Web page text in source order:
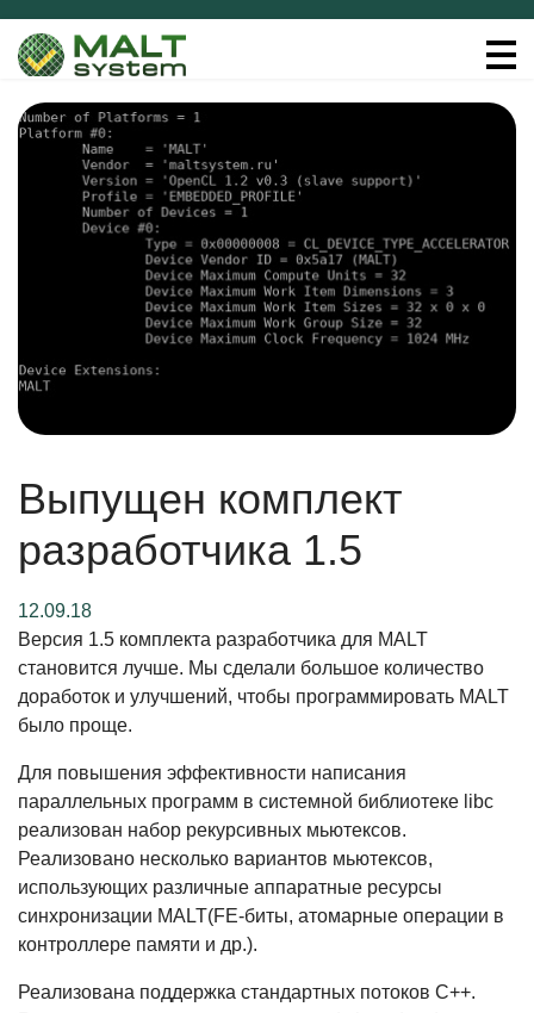
Выпущен комплект
разработчика 1.5
12.09.18
Версия 1.5 комплекта разработчика для MALT
становится лучше. Мы сделали большое количество
доработок и улучшений, чтобы программировать MALT
было проще.
Для повышения эффективности написания
параллельных программ в системной библиотеке libc
реализован набор рекурсивных мьютексов.
Реализовано несколько вариантов мьютексов,
использующих различные аппаратные ресурсы
синхронизации MALT(FE-биты, атомарные операции в
контроллере памяти и др.).
Реализована поддержка стандартных потоков C++.